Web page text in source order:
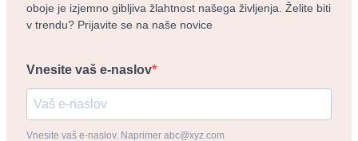
oboje je izjemno gibljiva žlahtnost našega življenja. Želite biti
v trendu? Prijavite se na naše novice
Vnesite vaš e-naslov
Vnesite vaš e-naslov. Naprimer abc@xyz.com